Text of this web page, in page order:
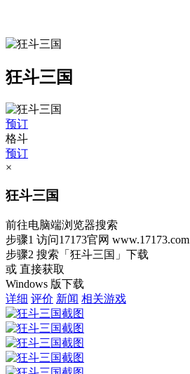
狂斗三国
预订
格斗
预订
×
狂斗三国
前往电脑端浏览器搜索
步骤1 访问17173官网 www.17173.com
步骤2 搜索 「狂斗三国」 下载
或 直接获取
Windows 版下载
详细 评价 新闻 相关游戏